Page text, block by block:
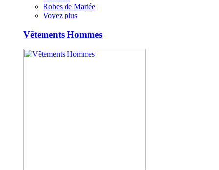
Robes de Mariée
Voyez plus
Vêtements Hommes